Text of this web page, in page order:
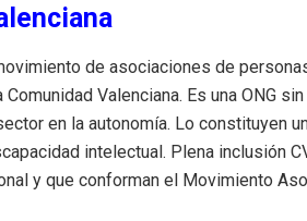
de asociaciones de
Valenciana. Es una ONG
en la autonomía. Lo constituyen
intelectual. Plena inclusión
y que conforman el Movimiento